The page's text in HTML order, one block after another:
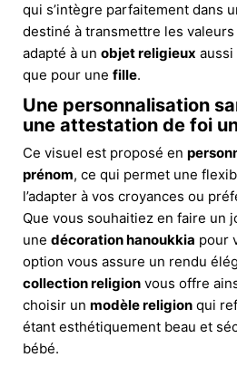
qui s’intègre parfaitement dans
destiné à transmettre les
adapté à un objet religieux aussi
que pour une fille.
Une personnalisation
une attestation de foi
Ce visuel est proposé en
prénom, ce qui permet une
l’adapter à vos croyances ou
Que vous souhaitiez en faire un
une décoration hanoukkia pour
option vous assure un rendu
collection religion vous offre
choisir un modèle religion qui
étant esthétiquement beau et
bébé.